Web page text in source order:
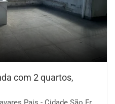
com 2 quartos,